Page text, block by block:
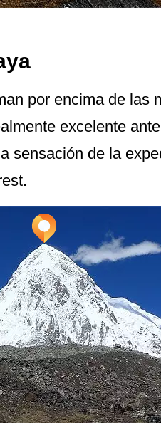
por encima de las
excelente
sensación de la